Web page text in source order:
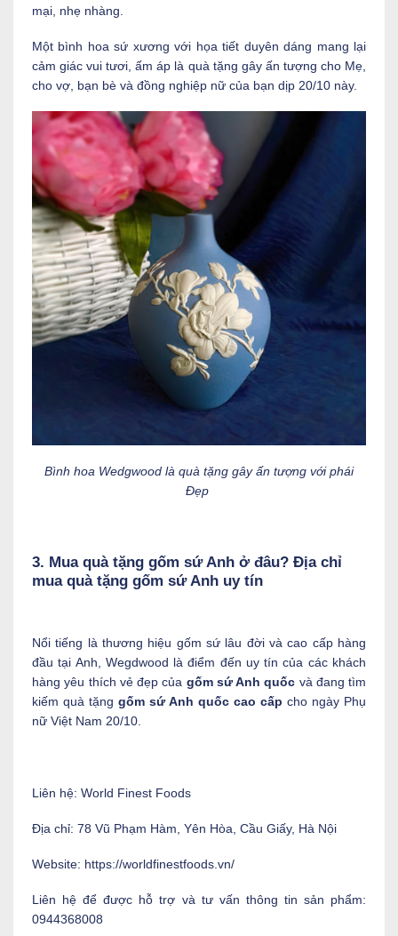
mại, nhẹ nhàng.
Một bình hoa sứ xương với họa tiết duyên dáng mang lại
cảm giác vui tươi, ấm áp là quà tặng gây ấn tượng cho Mẹ,
cho vợ, bạn bè và đồng nghiệp nữ của bạn dịp 20/10 này.
Bình hoa Wedgwood là quà tặng gây ấn tượng với phái
Đẹp
3. Mua quà tặng gốm sứ Anh ở đâu? Địa chỉ
mua quà tặng gốm sứ Anh uy tín
Nổi tiếng là thương hiệu gốm sứ lâu đời và cao cấp hàng
đầu tại Anh, Wegdwood là điểm đến uy tín của các khách
hàng yêu thích vẻ đẹp của gốm sứ Anh quốc và đang tìm
kiếm quà tặng gốm sứ Anh quốc cao cấp cho ngày Phụ
nữ Việt Nam 20/10.
Liên hệ: World Finest Foods
Địa chỉ: 78 Vũ Phạm Hàm, Yên Hòa, Cầu Giấy, Hà Nội
Website: https://worldfinestfoods.vn/
Liên hệ để được hỗ trợ và tư vấn thông tin sản phẩm:
0944368008